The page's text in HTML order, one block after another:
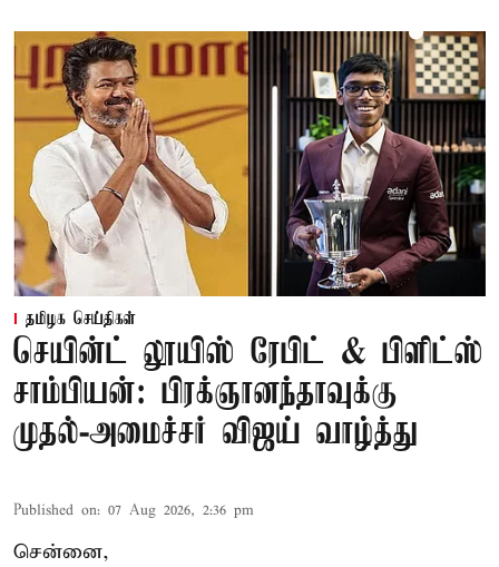
தமிழக செய்திகள்
செயின்ட் லூயிஸ் ரேபிட் & பிளிட்ஸ்
சாம்பியன்: பிரக்ஞானந்தாவுக்கு
முதல்-அமைச்சர் விஜய் வாழ்த்து
Published on: 07 Aug 2026, 2:36 pm
சென்னை,